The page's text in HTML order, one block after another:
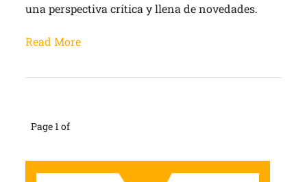
una perspectiva crítica y llena de novedades.
Read More
Page 1 of